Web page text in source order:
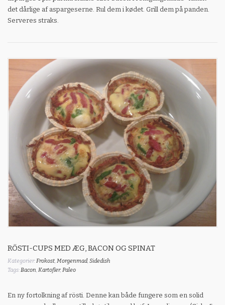
det dårlige af aspargeserne. Rul dem i kødet. Grill dem på panden.
Serveres straks.
RÖSTI-CUPS MED ÆG, BACON OG SPINAT
Kategorier:Frokost, Morgenmad, Sidedish
Tags:Bacon, Kartofler, Paleo
En ny fortolkning af rösti. Denne kan både fungere som en solid